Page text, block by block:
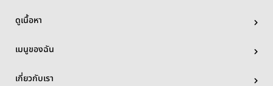
ดูเนื้อหา
เมนูของฉัน
เกี่ยวกับเรา